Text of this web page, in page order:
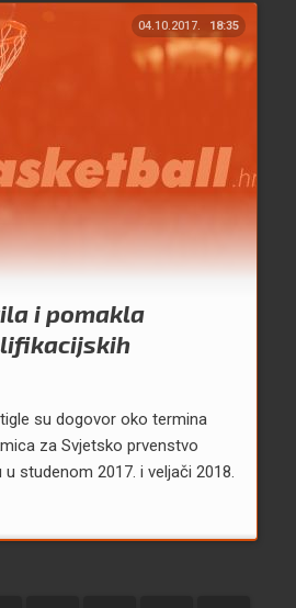
04.10.2017. 18:35
i pomakla
su dogovor oko termina
za Svjetsko prvenstvo
u studenom 2017. i veljači 2018.